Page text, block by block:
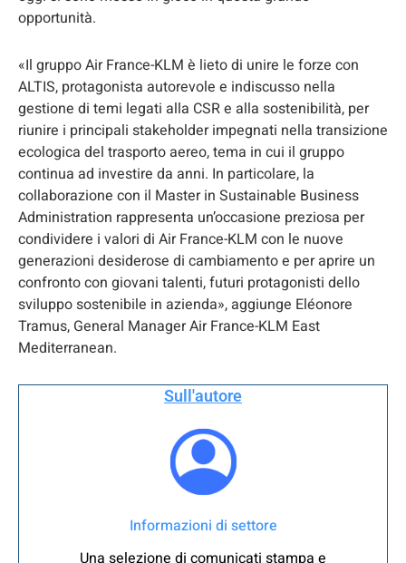
opportunità.
«Il gruppo Air France-KLM è lieto di unire le forze con
ALTIS, protagonista autorevole e indiscusso nella
gestione di temi legati alla CSR e alla sostenibilità, per
riunire i principali stakeholder impegnati nella transizione
ecologica del trasporto aereo, tema in cui il gruppo
continua ad investire da anni. In particolare, la
collaborazione con il Master in Sustainable Business
Administration rappresenta un’occasione preziosa per
condividere i valori di Air France-KLM con le nuove
generazioni desiderose di cambiamento e per aprire un
confronto con giovani talenti, futuri protagonisti dello
sviluppo sostenibile in azienda», aggiunge Eléonore
Tramus, General Manager Air France-KLM East
Mediterranean.
Sull'autore
Informazioni di settore